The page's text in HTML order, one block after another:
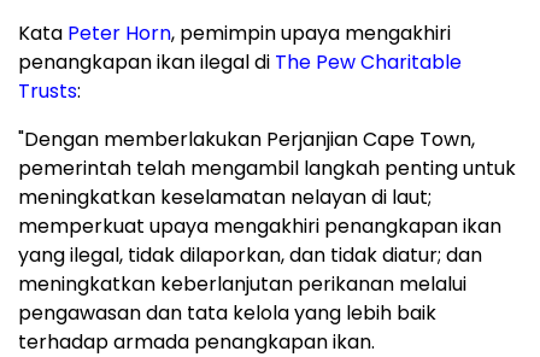
Kata Peter Horn, pemimpin upaya mengakhiri
penangkapan ikan ilegal di The Pew Charitable
Trusts:
"Dengan memberlakukan Perjanjian Cape Town,
pemerintah telah mengambil langkah penting untuk
meningkatkan keselamatan nelayan di laut;
memperkuat upaya mengakhiri penangkapan ikan
yang ilegal, tidak dilaporkan, dan tidak diatur; dan
meningkatkan keberlanjutan perikanan melalui
pengawasan dan tata kelola yang lebih baik
terhadap armada penangkapan ikan.